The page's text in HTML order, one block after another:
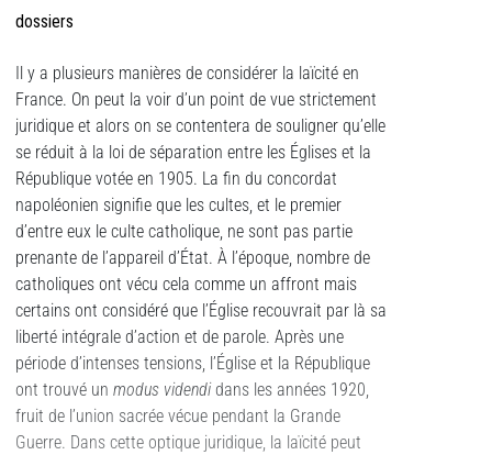
dossiers
Il y a plusieurs manières de considérer la laïcité en
France. On peut la voir d’un point de vue strictement
juridique et alors on se contentera de souligner qu’elle
se réduit à la loi de séparation entre les Églises et la
République votée en 1905. La fin du concordat
napoléonien signifie que les cultes, et le premier
d’entre eux le culte catholique, ne sont pas partie
prenante de l’appareil d’État. À l’époque, nombre de
catholiques ont vécu cela comme un affront mais
certains ont considéré que l’Église recouvrait par là sa
liberté intégrale d’action et de parole. Après une
période d’intenses tensions, l’Église et la République
ont trouvé un modus videndidans les années 1920,
fruit de l’union sacrée vécue pendant la Grande
Guerre. Dans cette optique juridique, la laïcité peut